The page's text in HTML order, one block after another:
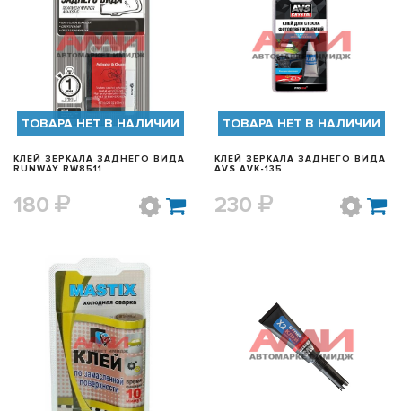
БЫСТРЫЙ ПРОСМОТР
ТОВАРА НЕТ В НАЛИЧИИ
КЛЕЙ ЗЕРКАЛА ЗАДНЕГО ВИДА
RUNWAY RW8511
180
БЫСТРЫЙ ПРОСМОТР
ТОВАРА НЕТ В НАЛИЧИИ
КЛЕЙ ЗЕРКАЛА ЗАДНЕГО ВИДА
AVS AVK-135
230
БЫСТРЫЙ ПРОСМОТР БЫСТРЫЙ ПРОСМОТР